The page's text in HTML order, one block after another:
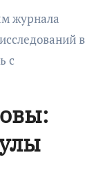
журнала
в
с